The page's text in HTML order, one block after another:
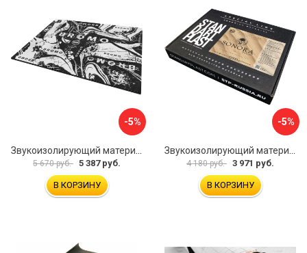
-5%
Звукоизолирующий материал STP Bromo 54253
5 670 руб. 5 387 руб.
В КОРЗИНУ
-5%
Звукоизолирующий материал STP Sonora 54254
4 180 руб. 3 971 руб.
В КОРЗИНУ